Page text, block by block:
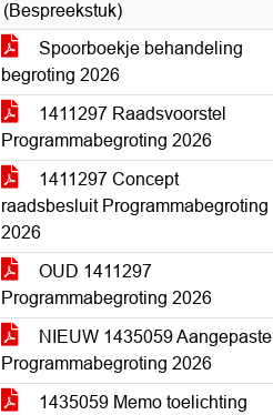
(Bespreekstuk)
Spoorboekje behandeling
begroting 2026
1411297 Raadsvoorstel
Programmabegroting 2026
1411297 Concept
raadsbesluit Programmabegroting
2026
OUD 1411297
Programmabegroting 2026
NIEUW 1435059 Aangepaste
Programmabegroting 2026
1435059 Memo toelichting